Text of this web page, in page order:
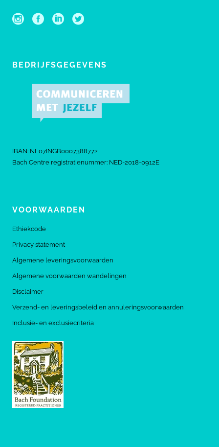
BEDRIJFSGEGEVENS
IBAN: NL07INGB0007388772
Bach Centre registratienummer: NED-2018-0912E
VOORWAARDEN
Ethiekcode
Privacy statement
Algemene leveringsvoorwaarden
Algemene voorwaarden wandelingen
Disclaimer
Verzend- en leveringsbeleid en annuleringsvoorwaarden
Inclusie- en exclusiecriteria